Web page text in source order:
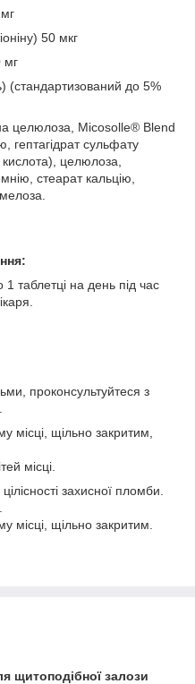
50 мкг
мг
(стандартизований до 5%
целюлоза, Micosolle® Blend
гептагідрат сульфату
целюлоза,
стеарат кальцію,
таблетці на день під час
проконсультуйтеся з
місці, щільно закритим,
місці.
захисної пломби.
місці, щільно закритим.
щитоподібної залози